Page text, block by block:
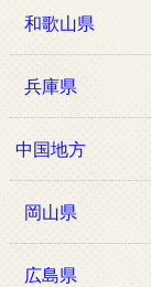
和歌山県
兵庫県
中国地方
岡山県
広島県